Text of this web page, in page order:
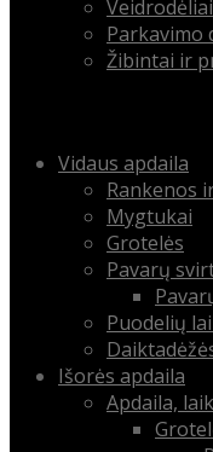
Veidrodėliai
Parkavimo
Žibintai ir
Skip Vidaus apdaila
Rankenos
Mygtukai
Grotelės
Pavarų
Puodelių
Išorės apdaila
Apdaila,